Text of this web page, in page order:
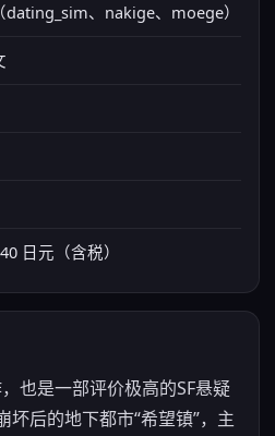
、nakige、moege）
日元（含税）
也是一部评价极高的SF悬疑
坏后的地下都市“希望镇”，主